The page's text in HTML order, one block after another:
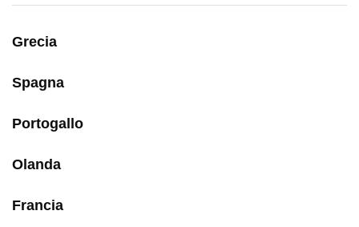
Grecia
Spagna
Portogallo
Olanda
Francia